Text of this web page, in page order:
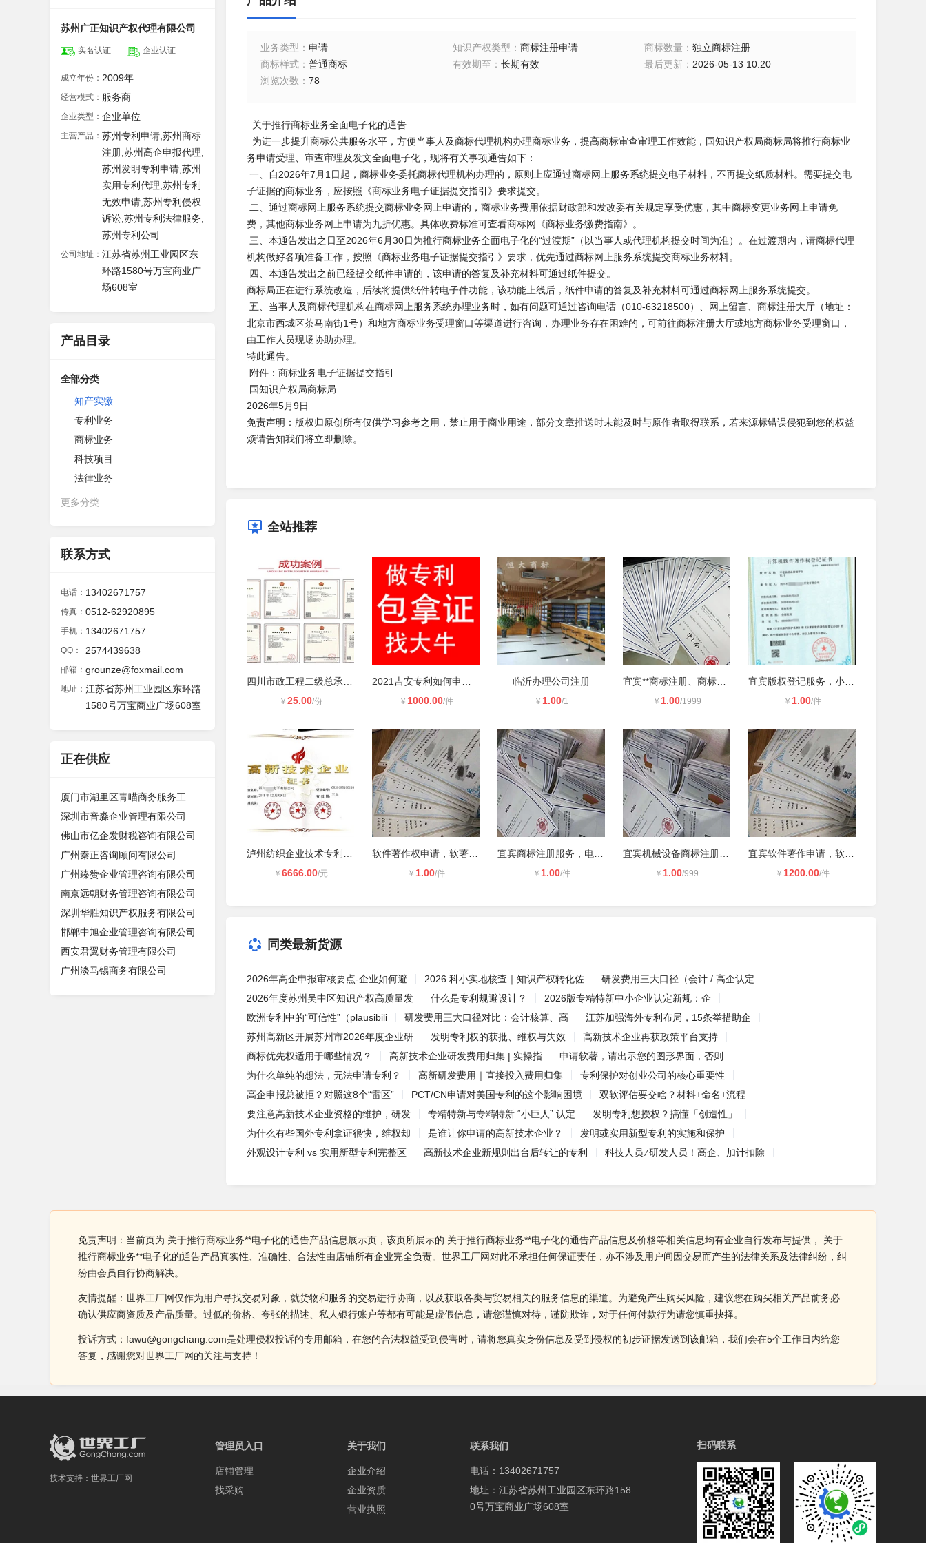
苏州广正知识产权代理有限公司
实名认证 企业认证
成立年份： 2009年
经营模式： 服务商
企业类型： 企业单位
主营产品： 苏州专利申请,苏州商标
注册,苏州高企申报代理,
苏州发明专利申请,苏州
实用专利代理,苏州专利
无效申请,苏州专利侵权
诉讼,苏州专利法律服务,
苏州专利公司
公司地址： 江苏省苏州工业园区东
环路1580号万宝商业广
场608室
产品目录
全部分类
知产实缴
专利业务
商标业务
科技项目
法律业务
更多分类
联系方式
电话： 13402671757
传真： 0512-62920895
手机： 13402671757
QQ： 2574439638
邮箱： grounze@foxmail.com
地址： 江苏省苏州工业园区东环路
1580号万宝商业广场608室
正在供应
深圳市音淼企业管理有限公司
佛山市亿企发财税咨询有限公司
广州秦正咨询顾问有限公司
广州臻赞企业管理咨询有限公司
南京远朝财务管理咨询有限公司
深圳华胜知识产权服务有限公司
邯郸中旭企业管理咨询有限公司
西安君翼财务管理有限公司
广州淡马锡商务有限公司
业务类型 ： 申请 知识产权类型 ： 商标注册申请 商标数量 ：独立商标注册
商标样式 ： 普通商标 有效期至 ： 长期有效 最后更新 ： 2026-05-13 10:20
浏览次数 ： 78
关于推行商标业务全面电子化的通告
为进一步提升商标公共服务水平，方便当事人及商标代理机构办理商标业务，提高商标审查审理工作效能，国知识产权局商标局将推行商标业
务申请受理、审查审理及发文全面电子化，现将有关事项通告如下：
一、自2026年7月1日起，商标业务委托商标代理机构办理的，原则上应通过商标网上服务系统提交电子材料，不再提交纸质材料。需要提交电
子证据的商标业务，应按照《商标业务电子证据提交指引》要求提交。
二、通过商标网上服务系统提交商标业务网上申请的，商标业务费用依据财政部和发改委有关规定享受优惠，其中商标变更业务网上申请免
费，其他商标业务网上申请为九折优惠。具体收费标准可查看商标网《商标业务缴费指南》。
三、本通告发出之日至2026年6月30日为推行商标业务全面电子化的“过渡期”（以当事人或代理机构提交时间为准）。在过渡期内，请商标代理
机构做好各项准备工作，按照《商标业务电子证据提交指引》要求，优先通过商标网上服务系统提交商标业务材料。
四、本通告发出之前已经提交纸件申请的，该申请的答复及补充材料可通过纸件提交。
商标局正在进行系统改造，后续将提供纸件转电子件功能，该功能上线后，纸件申请的答复及补充材料可通过商标网上服务系统提交。
五、当事人及商标代理机构在商标网上服务系统办理业务时，如有问题可通过咨询电话（010-63218500）、网上留言、商标注册大厅（地址：
北京市西城区茶马南街1号）和地方商标业务受理窗口等渠道进行咨询，办理业务存在困难的，可前往商标注册大厅或地方商标业务受理窗口，
由工作人员现场协助办理。
特此通告。
附件：商标业务电子证据提交指引
国知识产权局商标局
2026年5月9日
免责声明：版权归原创所有仅供学习参考之用，禁止用于商业用途，部分文章推送时未能及时与原作者取得联系，若来源标错误侵犯到您的权益
烦请告知我们将立即删除。
全站推荐
￥ 25.00/份 ￥ 1000.00/件
临沂办理公司注册
￥ 1.00/1 ￥ 1.00/1999 ￥ 1.00/件
￥ 6666.00/元 ￥ 1.00/件 ￥ 1.00/件 ￥ 1.00/999 ￥ 1200.00/件
同类最新货源
2026年高企申报审核要点-企业如何避 2026 科小实地核查｜知识产权转化佐
研发费用三大口径（会计 / 高企认定
2026年度苏州吴中区知识产权高质量发
什么是专利规避设计？
2026版专精特新中小企业认定新规：企
欧洲专利中的“可信性”（plausibili
研发费用三大口径对比：会计核算、高
江苏加强海外专利布局，15条举措助企
苏州高新区开展苏州市2026年度企业研
发明专利权的获批、维权与失效
高新技术企业再获政策平台支持
商标优先权适用于哪些情况？
高新技术企业研发费用归集 | 实操指
申请软著，请出示您的图形界面，否则
为什么单纯的想法，无法申请专利？
高新研发费用｜直接投入费用归集
专利保护对创业公司的核心重要性
高企申报总被拒？对照这8个“雷区”
PCT/CN申请对美国专利的这个影响困境
双软评估要交啥？材料+命名+流程
要注意高新技术企业资格的维护，研发
专精特新与专精特新 “小巨人” 认定
发明专利想授权？搞懂「创造性」
为什么有些国外专利拿证很快，维权却
是谁让你申请的高新技术企业？
发明或实用新型专利的实施和保护
外观设计专利 vs 实用新型专利完整区
高新技术企业新规则出台后转让的专利 科技人员≠研发人员！高企、加计扣除
免责声明：当前页为 关于推行商标业务**电子化的通告产品信息展示页，该页所展示的 关于推行商标业务**电子化的通告产品信息及价格等相关信息均有企业自行发布与提供， 关于
推行商标业务**电子化的通告产品真实性、准确性、合法性由店铺所有企业完全负责。世界工厂网对此不承担任何保证责任，亦不涉及用户间因交易而产生的法律关系及法律纠纷，纠
纷由会员自行协商解决。
友情提醒：世界工厂网仅作为用户寻找交易对象，就货物和服务的交易进行协商，以及获取各类与贸易相关的服务信息的渠道。为避免产生购买风险，建议您在购买相关产品前务必
确认供应商资质及产品质量。过低的价格、夸张的描述、私人银行账户等都有可能是虚假信息，请您谨慎对待，谨防欺诈，对于任何付款行为请您慎重抉择。
投诉方式：fawu@gongchang.com是处理侵权投诉的专用邮箱，在您的合法权益受到侵害时，请将您真实身份信息及受到侵权的初步证据发送到该邮箱，我们会在5个工作日内给您
答复，感谢您对世界工厂网的关注与支持！
技术支持： 世界工厂网
管理员入口
店铺管理
找采购
关于我们
企业介绍
企业资质
营业执照
联系我们
电话：13402671757
地址：江苏省苏州工业园区东环路158
0号万宝商业广场608室
扫码联系